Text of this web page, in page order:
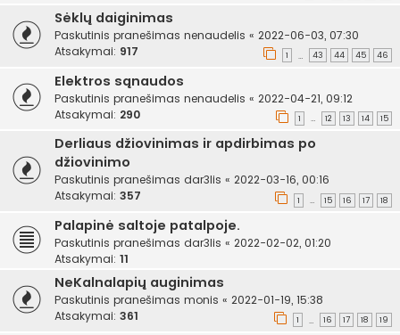
Sėklų daiginimas
Paskutinis pranešimas nenaudelis « 2022-06-03, 07:30
Atsakymai: 917 1 … 43 44 45 46
Elektros sąnaudos
Paskutinis pranešimas nenaudelis « 2022-04-21, 09:12
Atsakymai: 290 1 … 12 13 14 15
Derliaus džiovinimas ir apdirbimas po
džiovinimo
Paskutinis pranešimas dar3lis « 2022-03-16, 00:16
Atsakymai: 357 1 … 15 16 17 18
Palapinė saltoje patalpoje.
Paskutinis pranešimas dar3lis « 2022-02-02, 01:20
Atsakymai: 11
NeKalnalapių auginimas
Paskutinis pranešimas monis « 2022-01-19, 15:38
Atsakymai: 361 1 … 16 17 18 19